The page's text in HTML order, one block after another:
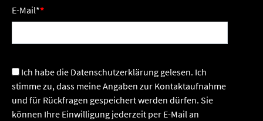
E-Mail*
stimme zu, dass meine Angaben zur Kontaktaufnahme
und für Rückfragen gespeichert werden dürfen. Sie
können Ihre Einwilligung jederzeit per E-Mail an